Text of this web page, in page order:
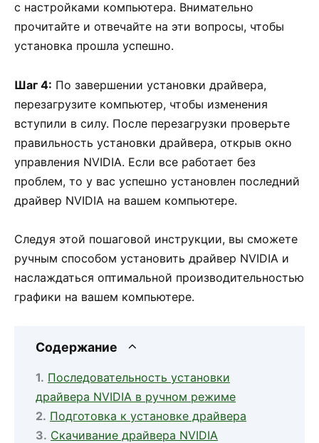
с настройками компьютера. Внимательно
прочитайте и отвечайте на эти вопросы, чтобы
установка прошла успешно.
Шаг 4: По завершении установки драйвера,
перезагрузите компьютер, чтобы изменения
вступили в силу. После перезагрузки проверьте
правильность установки драйвера, открыв окно
управления NVIDIA. Если все работает без
проблем, то у вас успешно установлен последний
драйвер NVIDIA на вашем компьютере.
Следуя этой пошаговой инструкции, вы сможете
ручным способом установить драйвер NVIDIA и
наслаждаться оптимальной производительностью
графики на вашем компьютере.
Содержание
Последовательность установки
драйвера NVIDIA в ручном режиме
Подготовка к установке драйвера
Скачивание драйвера NVIDIA